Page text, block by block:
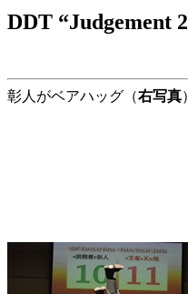
DDT “Judgement
彰人がベアハッグ（右写真